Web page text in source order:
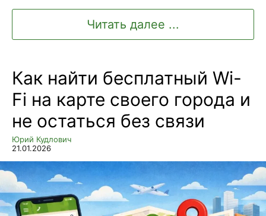
Читать далее ...
Как найти бесплатный Wi-
Fi на карте своего города и
не остаться без связи
Юрий Кудлович
21.01.2026